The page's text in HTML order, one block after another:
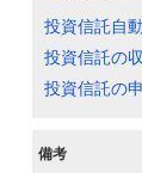
投資信託自
投資信託の
投資信託の
備考